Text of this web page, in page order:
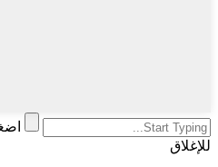
للإغلاق